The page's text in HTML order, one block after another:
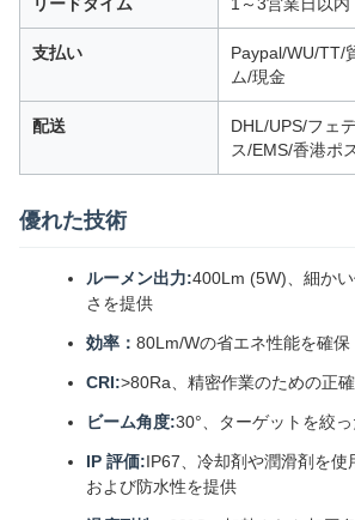
支払い
Paypal/WU/TT/
ム/現金
配送
DHL/UPS/フェ
ス/EMS/香港ポ
優れた技術
ルーメン出力:400Lm (5W)、細か
さを提供
効率： 80Lm/Wの省エネ性能を確保
CRI:>80Ra、精密作業のための正
ビーム角度:30°、ターゲットを絞
IP 評価:IP67、冷却剤や潤滑剤を
および防水性を提供